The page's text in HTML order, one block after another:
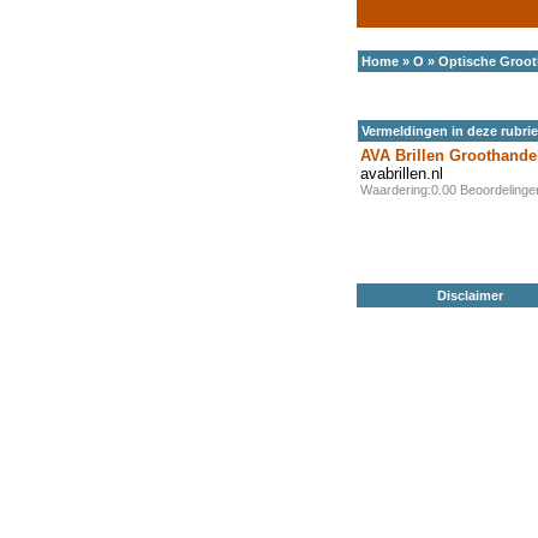
Home » O » Optische
Vermeldingen in deze
AVA Brillen
avabrillen.nl
Waardering:0.00
Disclaimer